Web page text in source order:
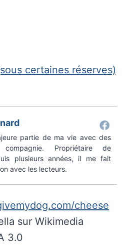
certaines réserves)
partie de ma vie avec des
Propriétaire de
plusieurs années, il me fait
avec les lecteurs.
cheese
sur Wikimedia
3.0